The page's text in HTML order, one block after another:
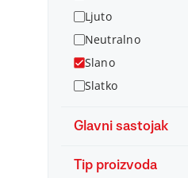
Ljuto
Neutralno
Slano
Slatko
Glavni sastojak
Tip proizvoda